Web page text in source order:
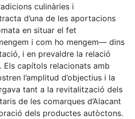
culinàries i
d’una de les aportacions
en situar el fet
i com ho mengem— dins
i en prevaldre la relació
capítols relacionats amb
l’amplitud d’objectius i la
tant a la revitalització dels
de les comarques d’Alacant
dels productes autòctons.